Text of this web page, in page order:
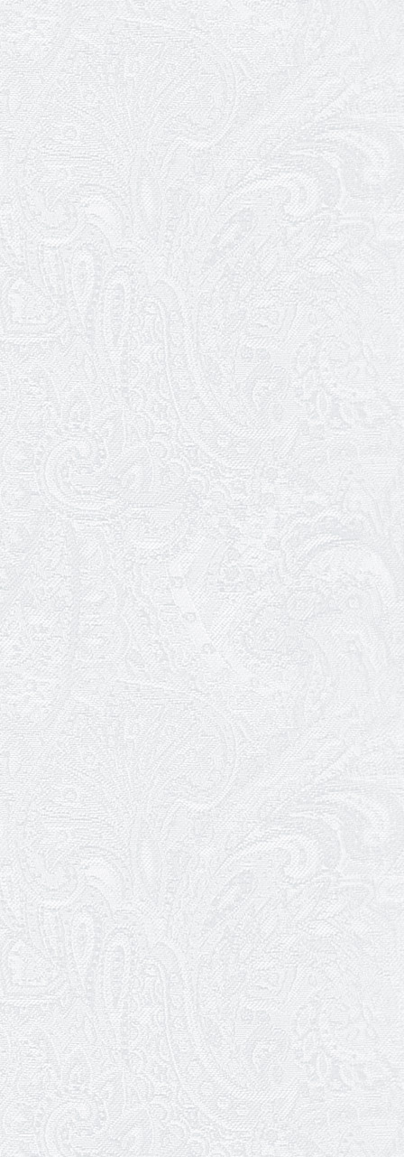
12.05.2026
Ювілей Світлани Коцюренко
10.05.2026
Онлайн-трансляція концерту «Хто
кого?»
09.05.2026
Ювілей Олександра Ланге
08.05.2026
Відновлення мюзиклу «Ханум»
06.05.2026
Вітаємо з прем'єрою у виставі «Два
кольори однієї долі» Катерину Мись!
26.04.2026
З першою прем'єрою 2026 року!
25.04.2026
Трудовий ювілей Ауріки Ахметової
24.04.2026
З прем'єрою вистави «Божевільна
родина»!
02.04.2026
Запрошуємо на прем'єру вистави
«Божевільна родина»
01.04.2026
Трудовий ювілей Олени Корольової
27.03.2026
З Всесвітнім днем театру!
26.03.2026
Божевільна родина — 24 та 26 квітня
25.03.2026
Нам — 79!
17.03.2026
Зелене світло твого дозвілля
11.03.2026
Результати конкурсу
10.03.2026
Ювілей Тетяни Хамітової
03.03.2026
Ювілей Сергія Богаченка
02.03.2026
Результати конкурсу
27.02.2026